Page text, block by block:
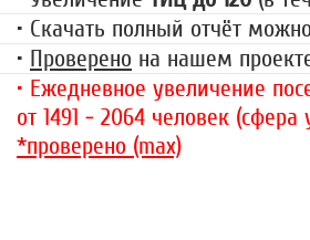
• Скачать полный отчёт
• Проверено на нашем
• Ежедневное увеличение
от 1491 - 2064 человек (сфера
*проверено (max)